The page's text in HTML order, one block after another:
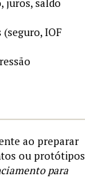
juros, saldo
IOF
ao preparar
ou protótipos
para